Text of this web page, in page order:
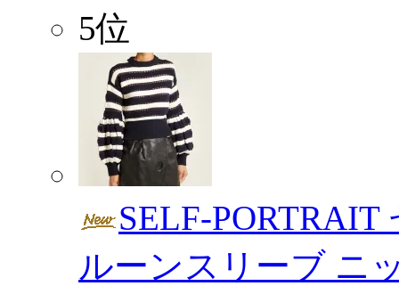
5位
SELF-
ルーンスリーブ ニ